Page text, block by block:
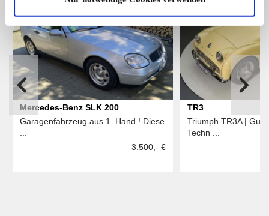
Mercedes-Benz SLK 200
Garagenfahrzeug aus 1. Hand ! Diese
...
3.500,- €
TR3
Triumph TR3A |
Techn ...